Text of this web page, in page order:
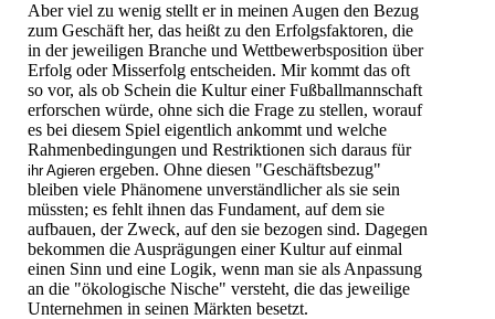
Aber viel zu wenig stellt er in meinen Augen den Bezug
zum Geschäft her, das heißt zu den Erfolgsfaktoren, die
in der jeweiligen Branche und Wettbewerbsposition über
Erfolg oder Misserfolg entscheiden. Mir kommt das oft
so vor, als ob Schein die Kultur einer Fußballmannschaft
erforschen würde, ohne sich die Frage zu stellen, worauf
es bei diesem Spiel eigentlich ankommt und welche
Rahmenbedingungen und Restriktionen sich daraus für
ihr Agieren ergeben. Ohne diesen "Geschäftsbezug"
bleiben viele Phänomene unverständlicher als sie sein
müssten; es fehlt ihnen das Fundament, auf dem sie
aufbauen, der Zweck, auf den sie bezogen sind. Dagegen
bekommen die Ausprägungen einer Kultur auf einmal
einen Sinn und eine Logik, wenn man sie als Anpassung
an die "ökologische Nische" versteht, die das jeweilige
Unternehmen in seinen Märkten besetzt.